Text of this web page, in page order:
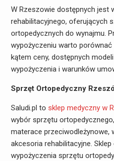
W Rzeszowie dostępnych jest
rehabilitacyjnego, oferujących
ortopedycznych do wynajmu.
wypożyczeniu warto
kątem ceny, dostępnych
wypożyczenia i warunków
Sprzęt Ortopedyczny
Saludi.pl to sklep medyczny w
wybór sprzętu
materace przeciwodleżynowe,
akcesoria rehabilitacyjne.
wypożyczenia sprzętu